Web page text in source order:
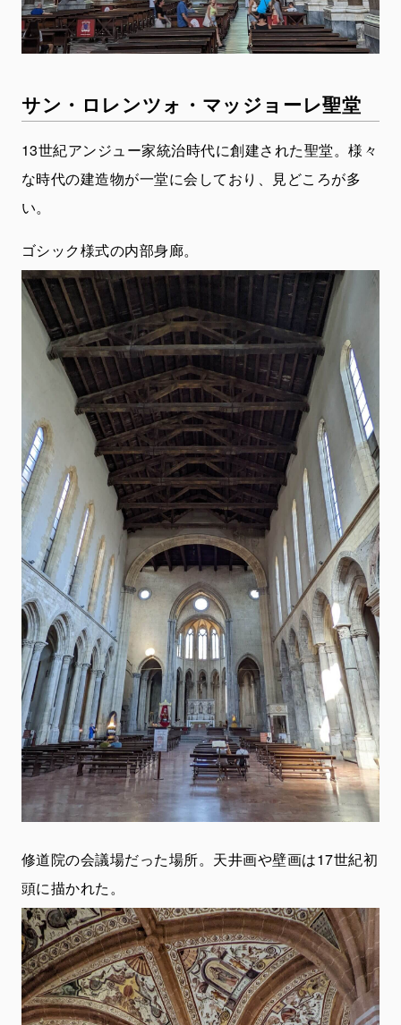
サン・ロレンツォ・マッジョーレ聖堂
13世紀アンジュー家統治時代に創建された聖堂。様々
な時代の建造物が一堂に会しており、見どころが多
い。
ゴシック様式の内部身廊。
修道院の会議場だった場所。天井画や壁画は17世紀初
頭に描かれた。